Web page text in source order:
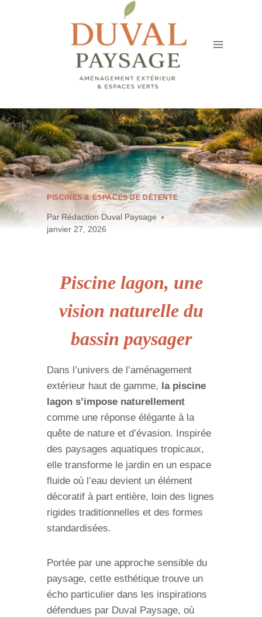
PISCINES & ESPACES DE DÉTENTE
Par Rédaction Duval Paysage
janvier 27, 2026
Piscine lagon, une
vision naturelle du
bassin paysager
Dans l’univers de l’aménagement
extérieur haut de gamme, la piscine
lagon s’impose naturellement
comme une réponse élégante à la
quête de nature et d’évasion. Inspirée
des paysages aquatiques tropicaux,
elle transforme le jardin en un espace
fluide où l’eau devient un élément
décoratif à part entière, loin des lignes
rigides traditionnelles et des formes
standardisées.
Portée par une approche sensible du
paysage, cette esthétique trouve un
écho particulier dans les inspirations
défendues par Duval Paysage, où